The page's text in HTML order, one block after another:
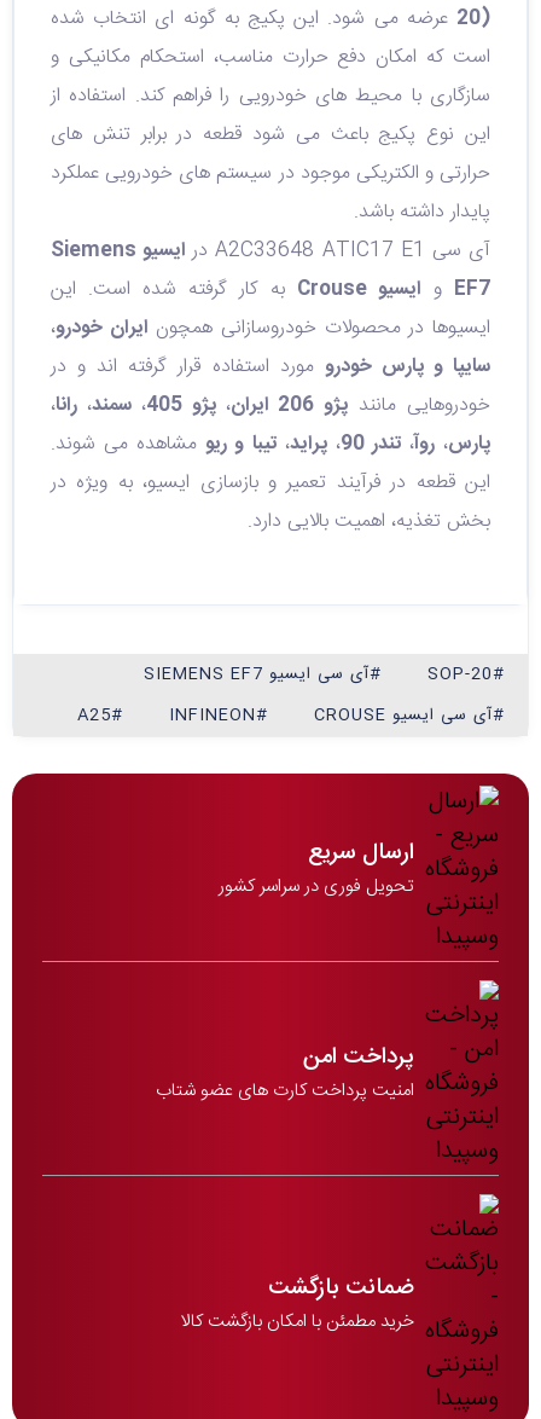
20) عرضه می‌ شود. این پکیج به‌ گونه‌ ای انتخاب شده
است که امکان دفع حرارت مناسب، استحکام مکانیکی و
سازگاری با محیط‌ های خودرویی را فراهم کند. استفاده از
این نوع پکیج باعث می‌ شود قطعه در برابر تنش‌ های
حرارتی و الکتریکی موجود در سیستم‌ های خودرویی عملکرد
پایدار داشته باشد.
آی‌ سی A2C33648 ATIC17 E1 در
ایسیو Siemens
EF7 و ایسیو Crouse
به کار گرفته شده است. این
ایسیوها در محصولات خودروسازانی همچون ایران خودرو،
سایپا و پارس خودرو مورد استفاده قرار گرفته‌ اند و در
خودروهایی مانند پژو 206 ایران ، پژو 405 ، سمند، رانا،
پارس،روآ، تندر 90 ،پراید، تیبا و ریومشاهده می‌ شوند.
این قطعه در فرآیند تعمیر و بازسازی ایسیو، به‌ ویژه در
بخش تغذیه، اهمیت بالایی دارد.
#SOP-20
#آی سی ایسیو SIEMENS EF7
#آی سی ایسیو CROUSE
#INFINEON
#A25
ارسال سریع
تحویل فوری در سراسر کشور
پرداخت امن
امنیت پرداخت کارت های عضو شتاب
ضمانت بازگشت
خرید مطمئن با امکان بازگشت کالا